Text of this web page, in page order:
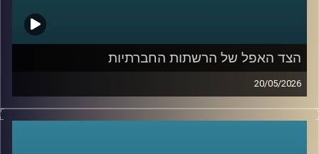
שנמצאת בחזית של שילוב טכנולוגיות מתקדמות ברפואה לצד
עבודה קלינית יומיומית בקבלת החלטות בזמן אמת.
קרדיט תמונות:AudioVersity
הצד האפל של הרשתות החברתיות
20/05/2026
בשנים האחרונות, הרשתות החברתיות הפכו מפלטפורמה
שמקשרת בין אנשים בעיקר לדבר מרכזי בחיי רוב האנשים,